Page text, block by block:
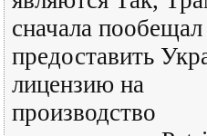
сначала пообещал
предоставить
лицензию на
производство